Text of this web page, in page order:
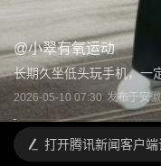
@小翠有氧运动
长期久坐低头玩手机，一
2026-05-10 07:30 发布于安徽
打开腾讯新闻客户